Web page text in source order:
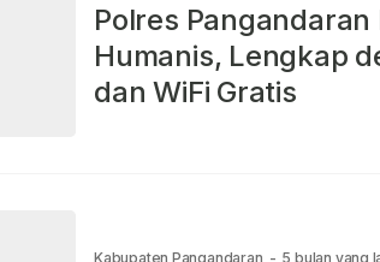
Polres
Humanis, Lengkap
dan WiFi Gratis
Kabupaten Pangandaran - 5 bulan yang